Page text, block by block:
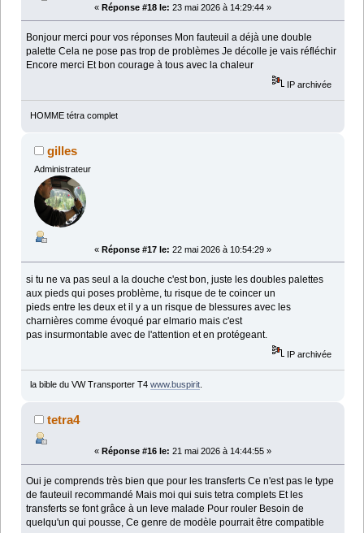
« Réponse #18 le: 23 mai 2026 à 14:29:44 »
Bonjour merci pour vos réponses Mon fauteuil a déjà une double
palette Cela ne pose pas trop de problèmes Je décolle je vais réfléchir
Encore merci Et bon courage à tous avec la chaleur
IP archivée
HOMME tétra complet
gilles
Administrateur
« Réponse #17 le: 22 mai 2026 à 10:54:29 »
si tu ne va pas seul a la douche c'est bon, juste les doubles palettes
aux pieds qui poses problème, tu risque de te coincer un
pieds entre les deux et il y a un risque de blessures avec les
charnières comme évoqué par elmario mais c'est
pas insurmontable avec de l'attention et en protégeant.
IP archivée
la bible du VW Transporter T4 www.buspirit.
tetra4
« Réponse #16 le: 21 mai 2026 à 14:44:55 »
Oui je comprends très bien que pour les transferts Ce n'est pas le type
de fauteuil recommandé Mais moi qui suis tetra complets Et les
transferts se font grâce à un leve malade Pour rouler Besoin de
quelqu'un qui pousse, Ce genre de modèle pourrait être compatible